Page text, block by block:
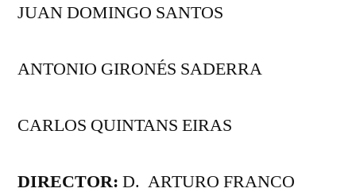
JUAN DOMINGO SANTOS
ANTONIO GIRONÉS SADERRA
CARLOS QUINTANS EIRAS
DIRECTOR: D. ARTURO FRANCO